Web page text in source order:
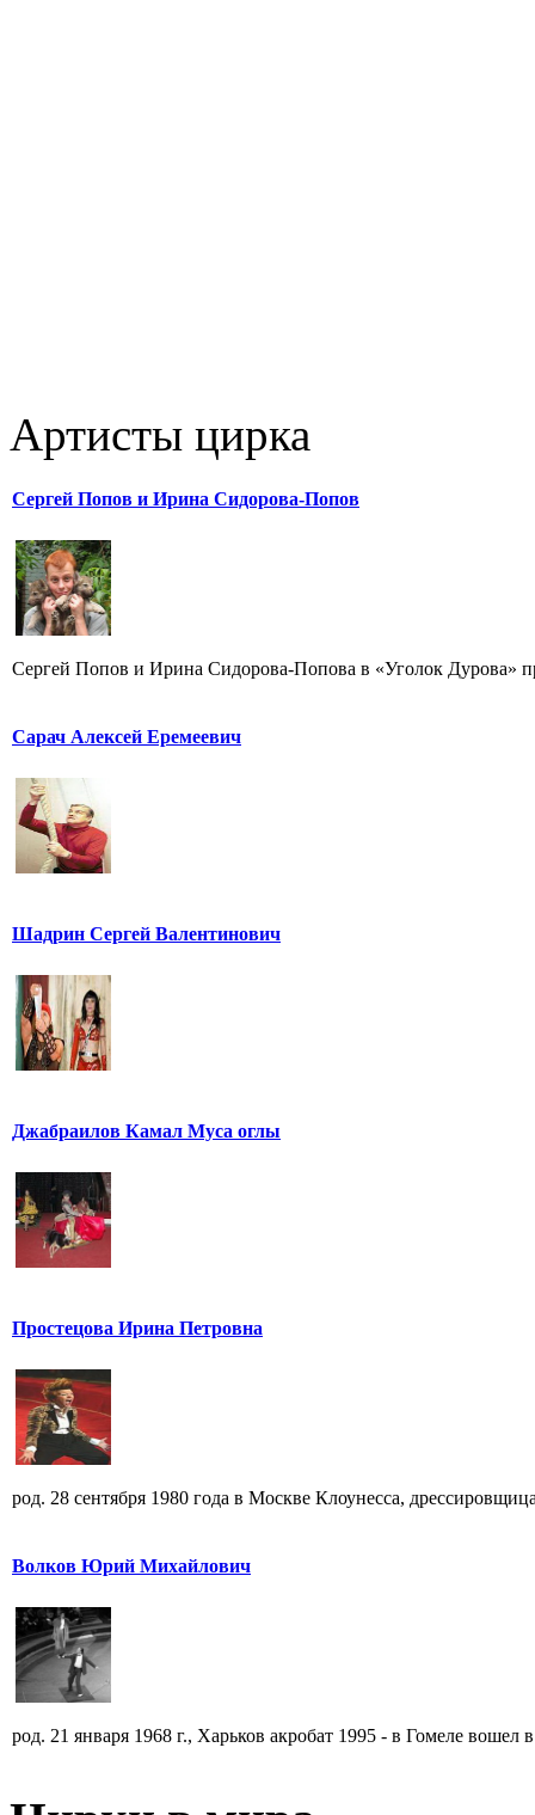
Артисты цирка
Сергей Попов и Ирина Сидорова-Попов
Сергей Попов и Ирина Сидорова-Попова в «Уголок Дурова»
Сарач Алексей Еремеевич
Шадрин Сергей Валентинович
Джабраилов Камал Муса оглы
Простецова Ирина Петровна
род. 28 сентября 1980 года в Москве Клоунесса,
Волков Юрий Михайлович
род. 21 января 1968 г., Харьков акробат 1995 - в Гомеле вошел